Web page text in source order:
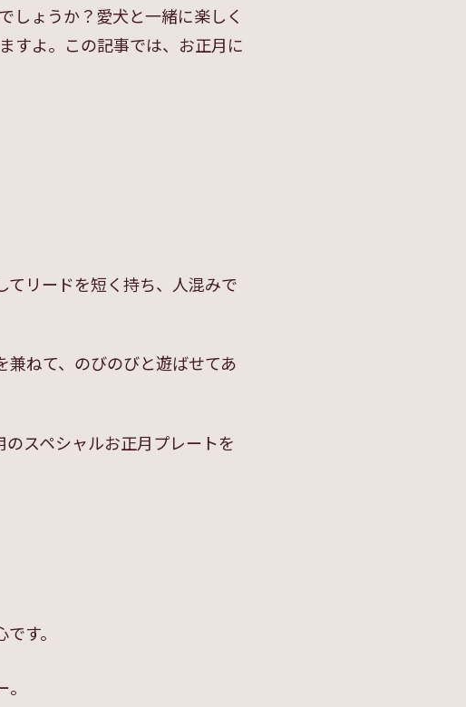
しょうか？愛犬と一緒に楽しく
すよ。この記事では、お正月に
リードを短く持ち、人混みで
ねて、のびのびと遊ばせてあ
スペシャルお正月プレートを
す。